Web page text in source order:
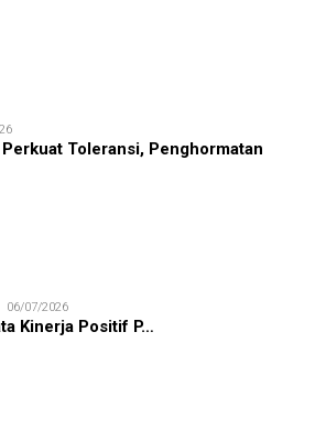
Toleransi, Penghormatan
06/07/2026
Kinerja Positif P…